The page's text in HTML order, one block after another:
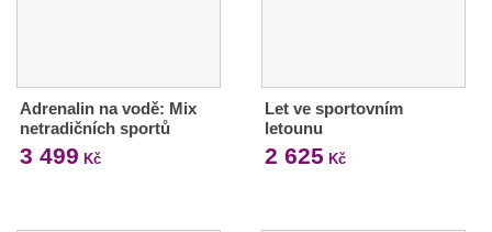
Adrenalin na vodě: Mix
netradičních sportů
3 499 Kč
Let ve sportovním
letounu
2 625 Kč